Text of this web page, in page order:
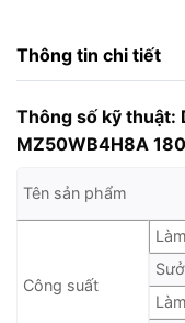
Thông tin chi tiết
Thông số kỹ thuật:
MZ50WB4H8A
Tên sản phẩm
Công suất